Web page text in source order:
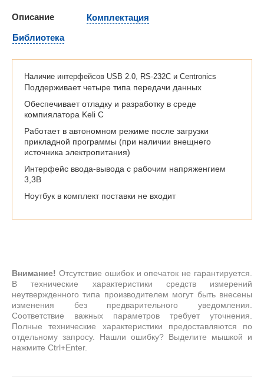
Описание
Комплектация
Библиотека
Наличие интерфейсов USB 2.0, RS-232C и Centronics
Поддерживает четыре типа передачи данных
Обеспечивает отладку и разработку в среде
компиялатора Keli C
Работает в автономном режиме после загрузки
прикладной программы (при наличии внещнего
источника электропитания)
Интерфейс ввода-вывода с рабочим напряженгием
3,3В
Ноутбук в комплект поставки не входит
Внимание! Отсутствие ошибок и опечаток не гарантируется.
В технические характеристики средств измерений
неутвержденного типа производителем могут быть внесены
изменения без предварительного уведомления.
Соответствие важных параметров требует уточнения.
Полные технические характеристики предоставляются по
отдельному запросу. Нашли ошибку? Выделите мышкой и
нажмите Ctrl+Enter.